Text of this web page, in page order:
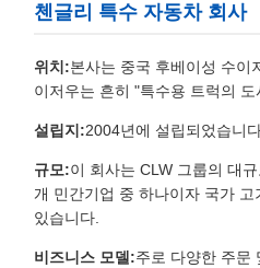
첸글리 특수 자동차 회사
위치:본사는 중국 후베이성 수이
이저우는 흔히 "특수용 트럭의
설립지:2004년에 설립되었습니
규모:이 회사는 CLW 그룹의 대
개 민간기업 중 하나이자 국가
있습니다.
비즈니스 모델:주로 다양한 주문